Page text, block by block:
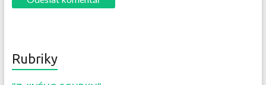
Rubriky